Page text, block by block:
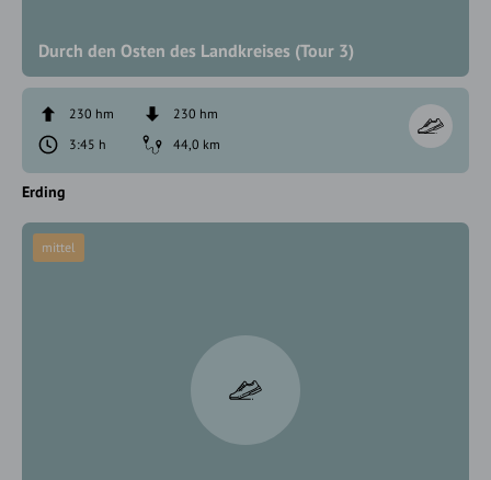
Durch den Osten des Landkreises (Tour 3)
230 hm
230 hm
3:45 h
44,0 km
Erding
mittel